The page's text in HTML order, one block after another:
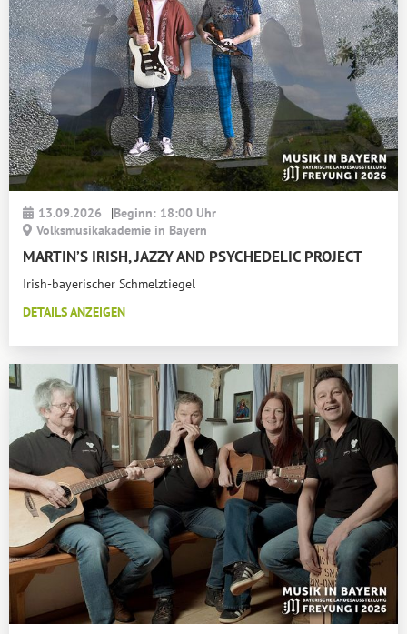
13.09.2026 |Beginn: 18:00 Uhr
Volksmusikakademie in Bayern
MARTIN’S IRISH, JAZZY AND PSYCHEDELIC PROJECT
Irish-bayerischer Schmelztiegel
DETAILS ANZEIGEN